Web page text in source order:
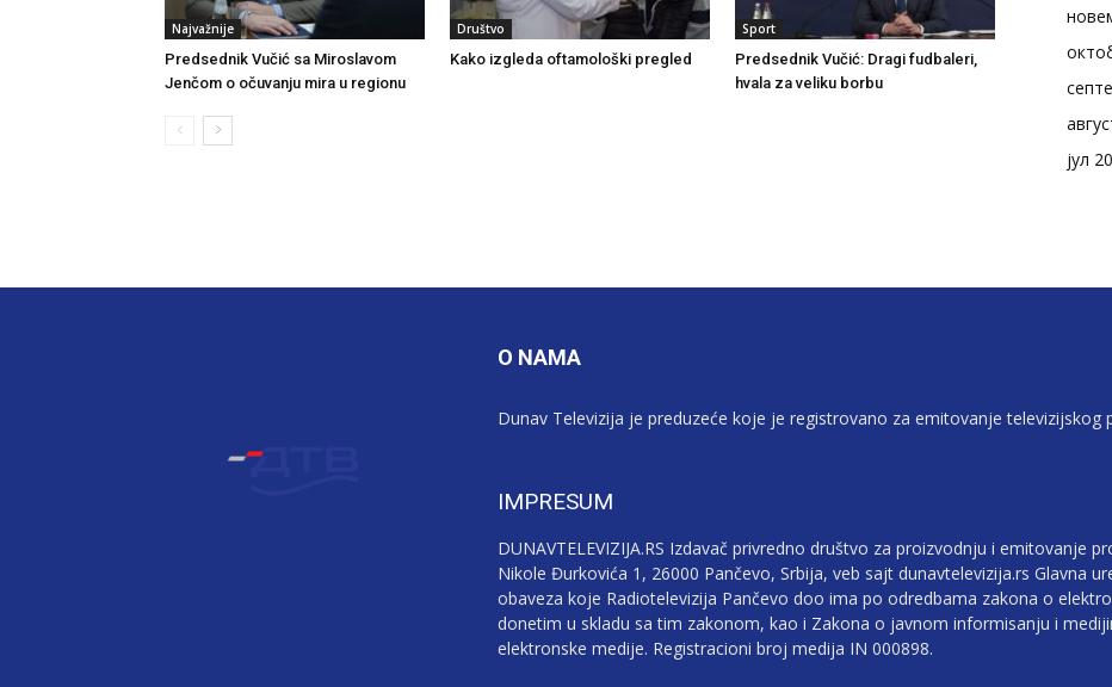
Najvažnije
Predsednik Vučić sa Miroslavom
Jenčom o očuvanju mira u regionu
Društvo
Kako izgleda oftamološki pregled
Sport
Predsednik Vučić: Dragi fudbaleri,
hvala za veliku borbu
јул
O NAMA
Dunav Televizija je preduzeće koje je registrovano za emitovanje televizijskog
IMPRESUM
DUNAVTELEVIZIJA.RS Izdavač privredno društvo za proizvodnju i emitovanje
Nikole Đurkovića 1, 26000 Pančevo, Srbija, veb sajt dunavtelevizija.rs Glavna
obaveza koje Radiotelevizija Pančevo doo ima po odredbama zakona o
donetim u skladu sa tim zakonom, kao i Zakona o javnom informisanju i
elektronske medije. Registracioni broj medija IN 000898.